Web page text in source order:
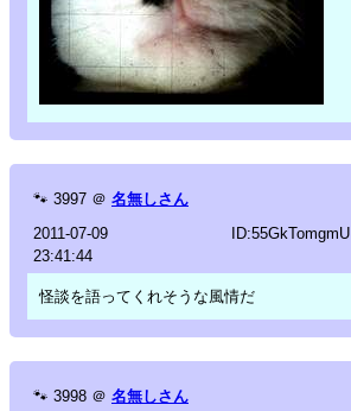
🐾 3997 ＠ 名無しさん
2011-07-09
23:41:44
ID:55GkTomgmU
怪談を語ってくれそうな風情だ
🐾 3998 ＠ 名無しさん